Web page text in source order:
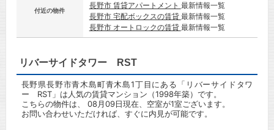
付近の物件
長野市 賃貸アパートメント 最新情報一覧
長野市 宅配ボックスの賃貸 最新情報一覧
長野市 オートロックの賃貸 最新情報一覧
リバーサイドタワー RST
長野県長野市青木島町青木島1丁目にある「リバーサイドタワ
ー RST」は人気の賃貸マンション（1998年築）です。
こちらの物件は、 08月09日現在、空室が1室ございます。
お問い合わせいただければ、すぐに内見が可能です。